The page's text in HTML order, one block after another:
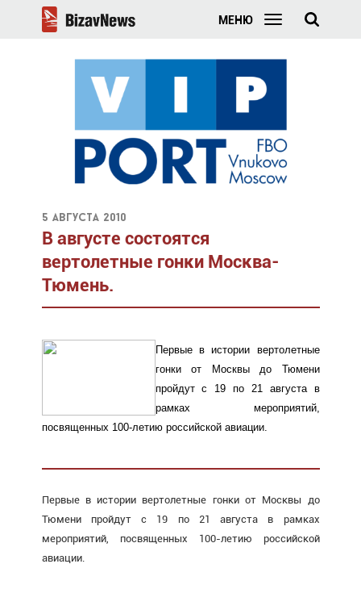
МЕНЮ
5 августа 2010
В августе состоятся
вертолетные гонки Москва-
Тюмень.
Первые в истории вертолетные
гонки от Москвы до Тюмени
пройдут с 19 по 21 августа в
рамках мероприятий,
посвященных 100-летию российской авиации.
Первые в истории вертолетные гонки от Москвы до
Тюмени пройдут с 19 по 21 августа в рамках
мероприятий, посвященных 100-летию российской
авиации.